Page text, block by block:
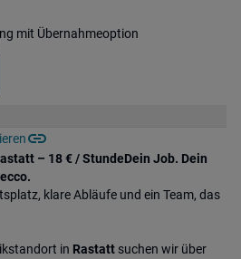
mit Übernahmeoption
teilen
– 18 € / StundeDein Job. Dein
klare Abläufe und ein Team, das
in Rastatt suchen wir über